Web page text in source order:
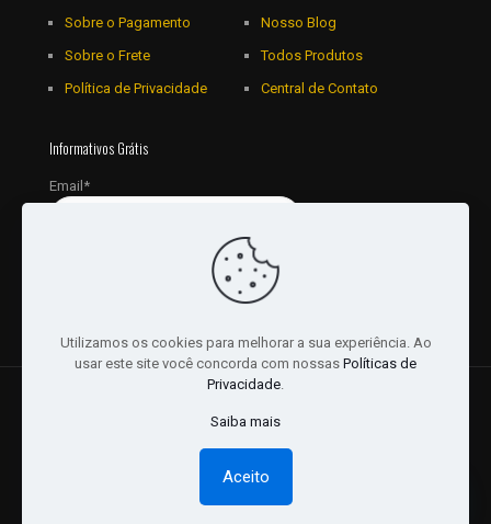
Sobre o Pagamento
Sobre o Frete
Política de Privacidade
Nosso Blog
Todos Produtos
Central de Contato
Informativos Grátis
Email*
Distribuidora Ltda - CNPJ: 16757010/0001-06. | Desenvolvido
por:Websites Br
Utilizamos os cookies para melhorar a sua experiência. Ao
usar este site você concorda com nossas Políticas de
Privacidade.
Saiba mais
Aceito